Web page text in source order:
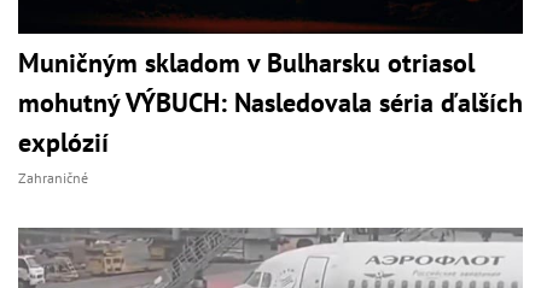
Muničným skladom v Bulharsku otriasol
mohutný VÝBUCH: Nasledovala séria ďalších
explózií
Zahraničné